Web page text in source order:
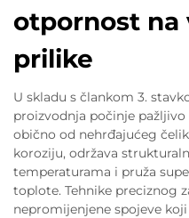
otpornost na
prilike
U skladu s člankom 3.
proizvodnja počinje
obično od nehrđajućeg
koroziju, održava
temperaturama i pruža
toplote. Tehnike preciznog
nepromijenjene spojeve